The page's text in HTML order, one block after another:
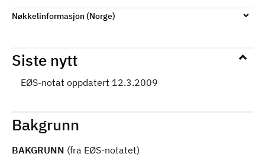
Nøkkelinformasjon (Norge)
Siste nytt
EØS-notat oppdatert 12.3.2009
Bakgrunn
BAKGRUNN (fra EØS-notatet)